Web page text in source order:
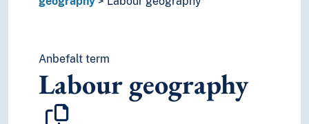
Anbefalt term
Labour geography